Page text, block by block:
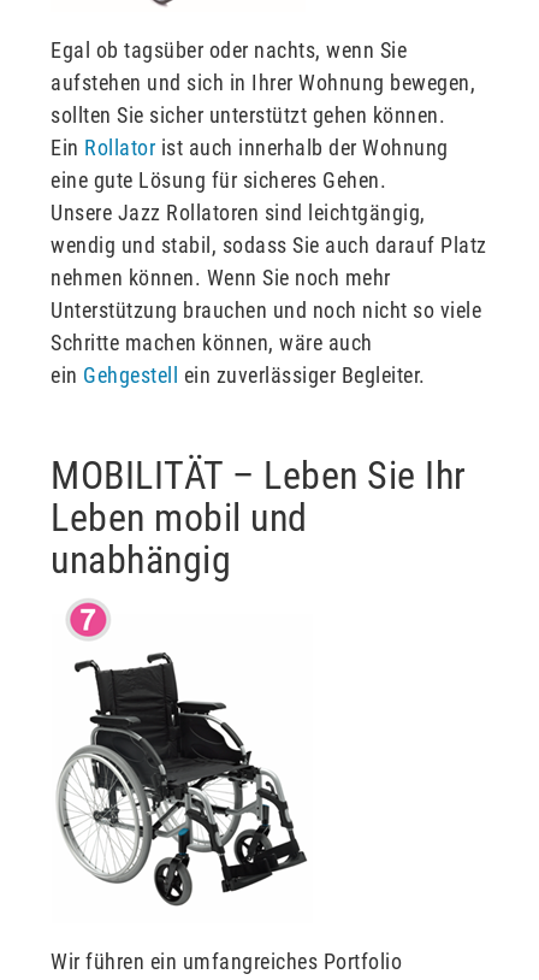
Egal ob tagsüber oder nachts, wenn Sie
aufstehen und sich in Ihrer Wohnung bewegen,
sollten Sie sicher unterstützt gehen können.
Ein Rollator ist auch innerhalb der Wohnung
eine gute Lösung für sicheres Gehen.
Unsere Jazz Rollatoren sind leichtgängig,
wendig und stabil, sodass Sie auch darauf Platz
nehmen können. Wenn Sie noch mehr
Unterstützung brauchen und noch nicht so viele
Schritte machen können, wäre auch
ein Gehgestell ein zuverlässiger Begleiter.
MOBILITÄT – Leben Sie Ihr
Leben mobil und
unabhängig
Wir führen ein umfangreiches Portfolio